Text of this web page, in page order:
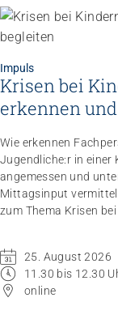
Impuls
Krisen bei
erkennen
Wie erkennen
Jugendliche:r in einer
angemessen und
Mittagsinput
zum Thema Krisen
25. August 2026
11.30 bis 12.30
online